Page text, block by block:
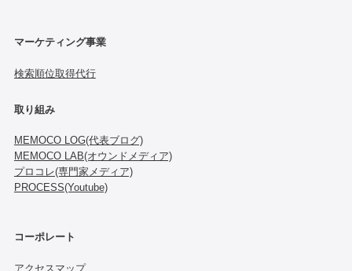
マーケティング事業
検索順位取得代行
取り組み
MEMOCO LOG(代表ブログ)
MEMOCO LAB(オウンドメディア)
プロコレ(専門家メディア)
PROCESS(Youtube)
コーポレート
アクセスマップ